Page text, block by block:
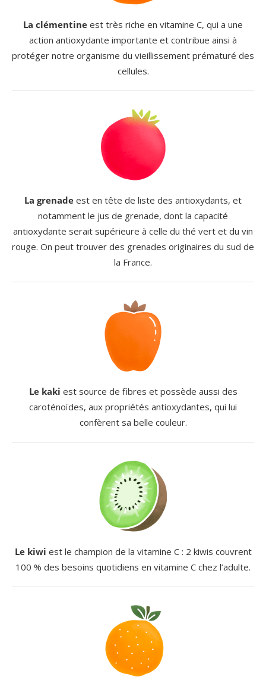
La clémentine est très riche en vitamine C, qui a une
action antioxydante importante et contribue ainsi à
protéger notre organisme du vieillissement prématuré des
cellules.
La grenade est en tête de liste des antioxydants, et
notamment le jus de grenade, dont la capacité
antioxydante serait supérieure à celle du thé vert et du vin
rouge. On peut trouver des grenades originaires du sud de
la France.
Le kaki est source de fibres et possède aussi des
caroténoïdes, aux propriétés antioxydantes, qui lui
confèrent sa belle couleur.
Le kiwi est le champion de la vitamine C : 2 kiwis couvrent
100 % des besoins quotidiens en vitamine C chez l’adulte.